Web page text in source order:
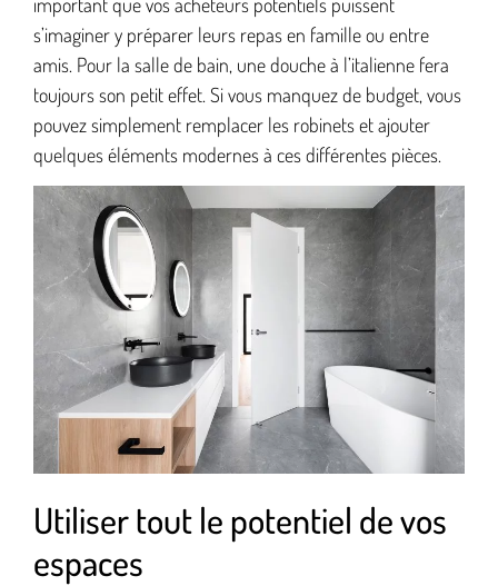
s’imaginer y préparer leurs repas en famille ou entre
amis. Pour la salle de bain, une douche à l’italienne fera
toujours son petit effet. Si vous manquez de budget, vous
pouvez simplement remplacer les robinets et ajouter
quelques éléments modernes à ces différentes pièces.
Utiliser tout le potentiel de vos
espaces